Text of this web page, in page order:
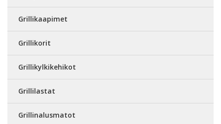
Grillikaapimet
Grillikorit
Grillikylkikehikot
Grillilastat
Grillinalusmatot